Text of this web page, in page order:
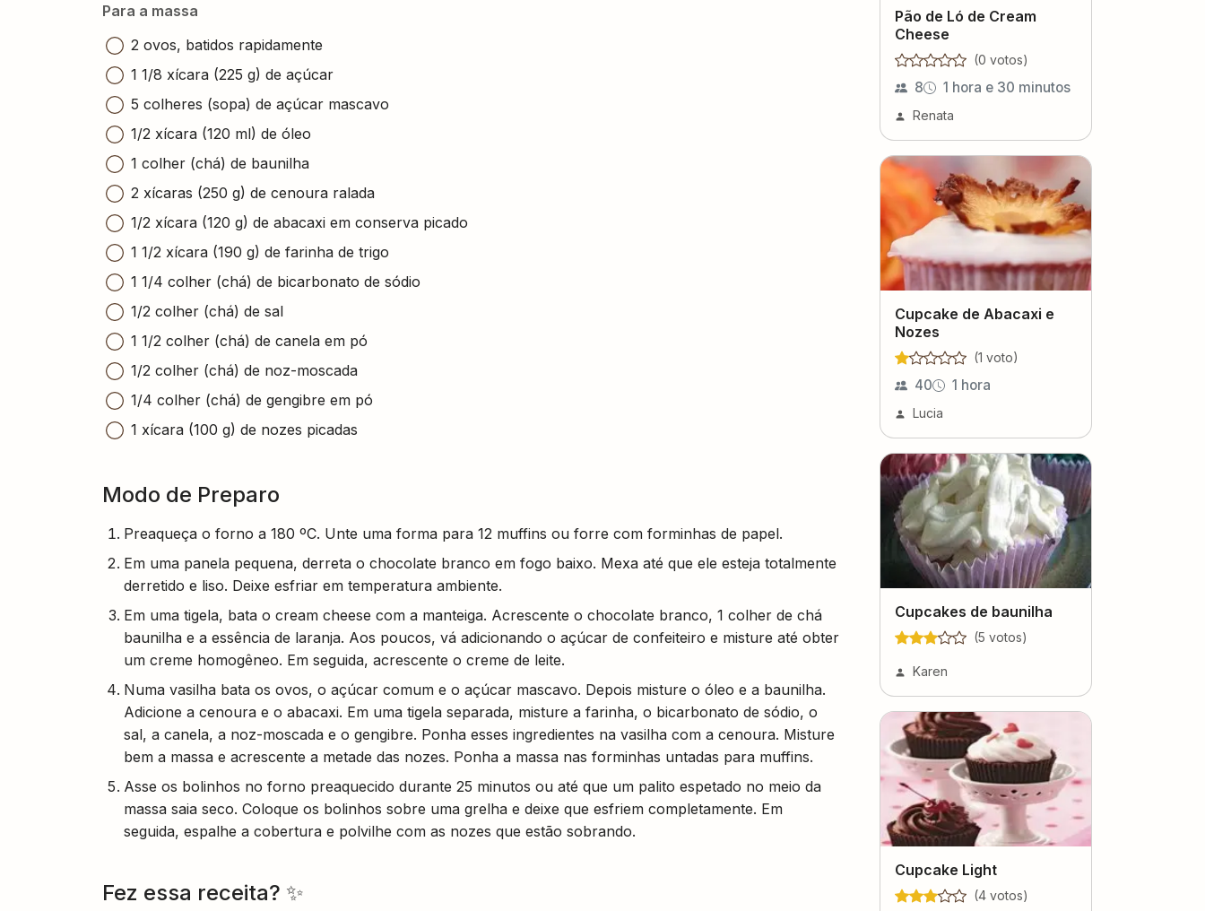
Para a massa
2 ovos, batidos rapidamente
1 1/8 xícara (225 g) de açúcar
5 colheres (sopa) de açúcar mascavo
1/2 xícara (120 ml) de óleo
1 colher (chá) de baunilha
2 xícaras (250 g) de cenoura ralada
1/2 xícara (120 g) de abacaxi em conserva picado
1 1/2 xícara (190 g) de farinha de trigo
1 1/4 colher (chá) de bicarbonato de sódio
1/2 colher (chá) de sal
1 1/2 colher (chá) de canela em pó
1/2 colher (chá) de noz-moscada
1/4 colher (chá) de gengibre em pó
1 xícara (100 g) de nozes picadas
Modo de Preparo
Preaqueça o forno a 180 ºC. Unte uma forma para 12 muffins ou forre com forminhas de papel.
Em uma panela pequena, derreta o chocolate branco em fogo baixo. Mexa até que ele esteja totalmente
derretido e liso. Deixe esfriar em temperatura ambiente.
Em uma tigela, bata o cream cheese com a manteiga. Acrescente o chocolate branco, 1 colher de chá
baunilha e a essência de laranja. Aos poucos, vá adicionando o açúcar de confeiteiro e misture até obter
um creme homogêneo. Em seguida, acrescente o creme de leite.
Numa vasilha bata os ovos, o açúcar comum e o açúcar mascavo. Depois misture o óleo e a baunilha.
Adicione a cenoura e o abacaxi. Em uma tigela separada, misture a farinha, o bicarbonato de sódio, o
sal, a canela, a noz-moscada e o gengibre. Ponha esses ingredientes na vasilha com a cenoura. Misture
bem a massa e acrescente a metade das nozes. Ponha a massa nas forminhas untadas para muffins.
Asse os bolinhos no forno preaquecido durante 25 minutos ou até que um palito espetado no meio da
massa saia seco. Coloque os bolinhos sobre uma grelha e deixe que esfriem completamente. Em
seguida, espalhe a cobertura e polvilhe com as nozes que estão sobrando.
Fez essa receita? ✨
Pão de Ló de Cream
Cheese
(0 votos)
8 1 hora e 30 minutos
Renata
Cupcake de Abacaxi e
Nozes
(1 voto)
40 1 hora
Lucia
Cupcakes de baunilha
(5 votos)
Karen
Cupcake Light
(4 votos)